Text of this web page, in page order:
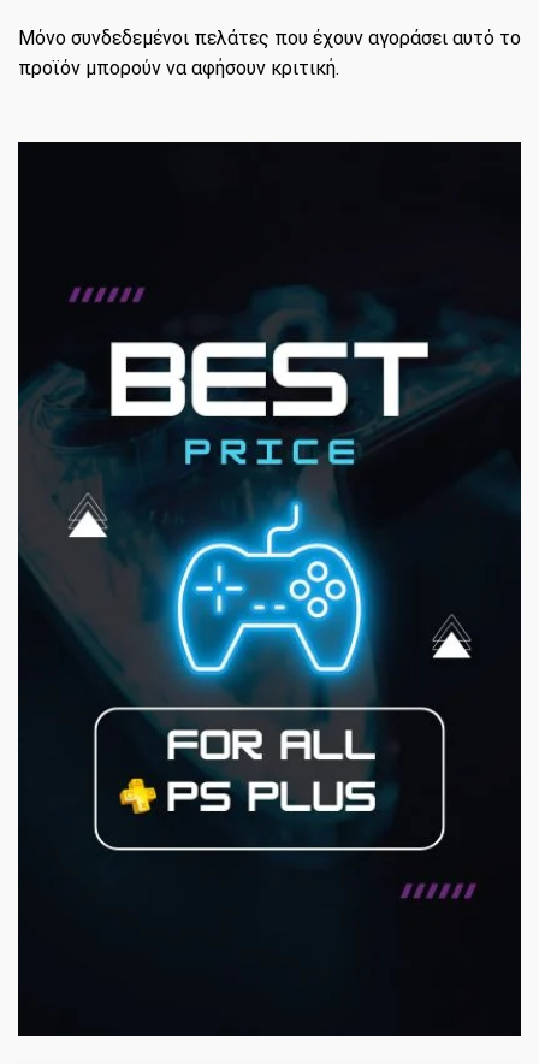
Μόνο συνδεδεμένοι πελάτες που έχουν αγοράσει αυτό το
προϊόν μπορούν να αφήσουν κριτική.